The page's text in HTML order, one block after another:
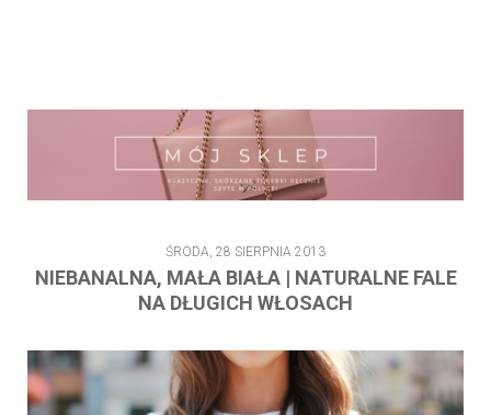
ŚRODA, 28 SIERPNIA 2013
NIEBANALNA, MAŁA BIAŁA | NATURALNE FALE
NA DŁUGICH WŁOSACH